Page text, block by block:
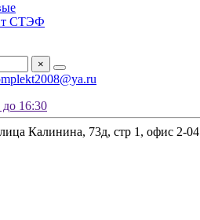
СТЭФ
×
16:30
Калинина, 73д, стр 1, офис 2-04